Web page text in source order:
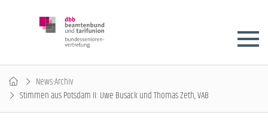
News-Archiv
Stimmen aus Potsdam II: Uwe Busack und Thomas Zeth, VAB